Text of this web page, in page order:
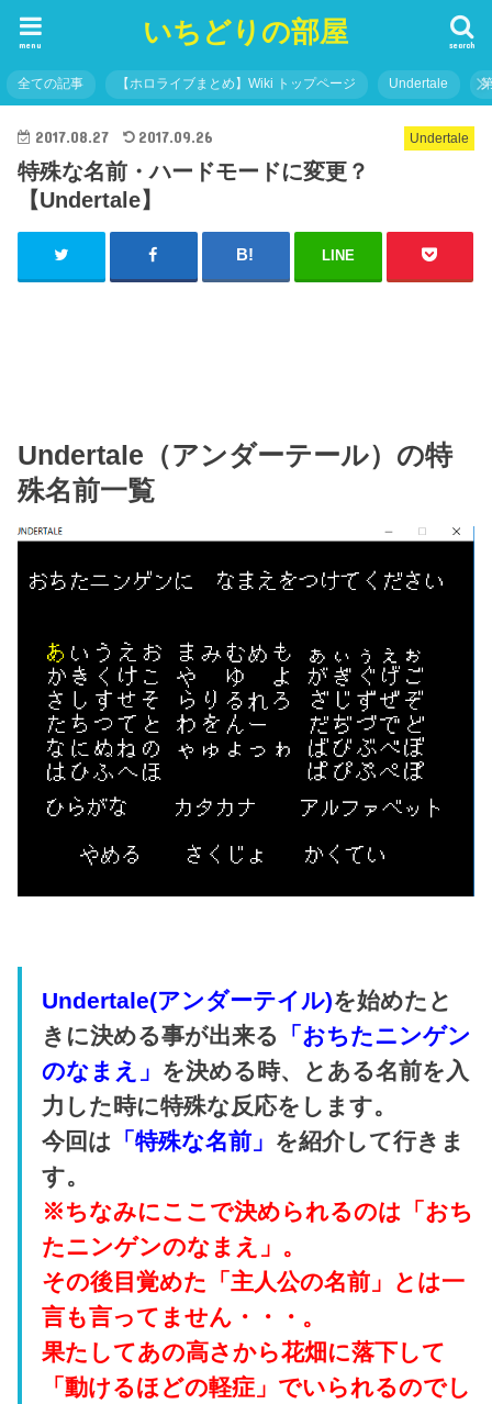
いちどりの部屋 search
menu
全ての記事 【ホロライブまとめ】Wiki トップページ Undertale
Undertale
2017.08.27 2017.09.26
特殊な名前・ハードモードに変更？
【Undertale】
LINE
Undertale（アンダーテール）の特
殊名前一覧
Undertale(アンダーテイル)を始めたと
きに決める事が出来る
「おちたニンゲン
のなまえ」 を決める時、とある名前を入
力した時に特殊な反応をします。
今回は 「特殊な名前」 を紹介して行きま
す。
※ちなみにここで決められるのは「おち
たニンゲンのなまえ」。
その後目覚めた「主人公の名前」とは一
言も言ってません・・・。
果たしてあの高さから花畑に落下して
「動けるほどの軽症」でいられるのでし